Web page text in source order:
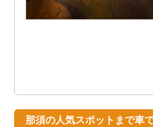
那須の人気スポットまで車